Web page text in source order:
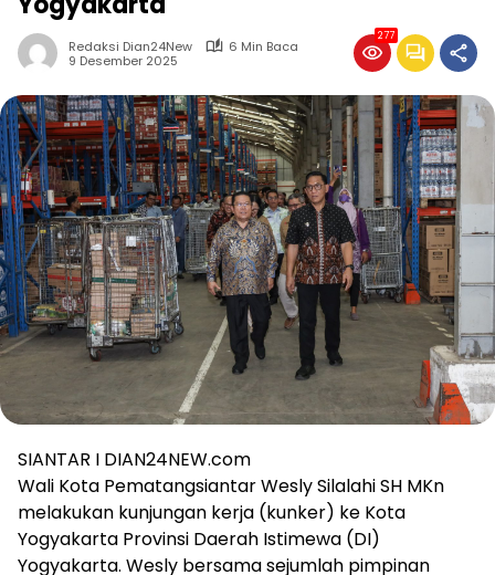
Redaksi Dian24New
6 Min Baca
9 Desember 2025
277
SIANTAR I DIAN24NEW.com
Wali Kota Pematangsiantar Wesly Silalahi SH MKn
melakukan kunjungan kerja (kunker) ke Kota
Yogyakarta Provinsi Daerah Istimewa (DI)
Yogyakarta. Wesly bersama sejumlah pimpinan